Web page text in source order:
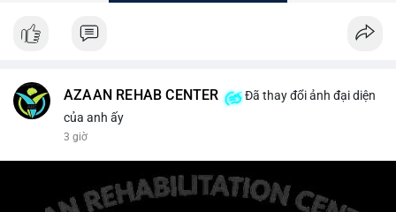
AZAAN REHAB CENTER
Đã thay đổi ảnh đại diện
của anh ấy
3 giờ